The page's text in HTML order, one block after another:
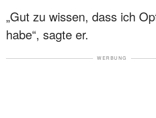
„Gut zu wissen, dass ich
habe“, sagte er.
WERBUNG